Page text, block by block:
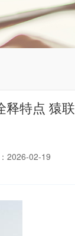
释特点 猿联
2026-02-19